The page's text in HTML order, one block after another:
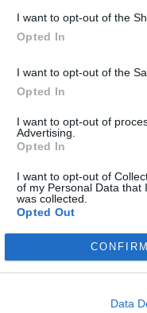
I want to opt-out of the
Opted In
I want to opt-out of the
Opted In
I want to opt-out of
Advertising.
Opted In
I want to opt-out of
of my Personal Data that
was collected.
Opted Out
CONFIRM
Data
ΙΣΧΎ ΑΠΌ 29/8/2019,
ΠΕΡΊΠΤΩΣΗ ΠΟΥ ΔΕΝ
ΗΛΕΚΤΡΟΝΙΚΟΎ
ΚΑΙ ΝΑ ΔΙΑΓΡΑΦΕΊΤΕ